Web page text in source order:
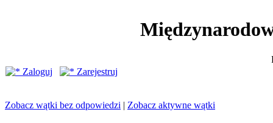
Zaloguj
Zarejestruj
Zobacz wątki bez odpowiedzi | Zobacz aktywne wątki